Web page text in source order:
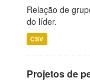
Relação de
do líder.
CSV
Projetos de